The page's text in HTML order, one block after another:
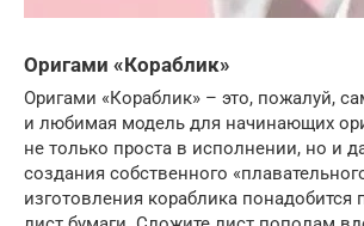
Оригами «Кораблик»
Оригами «Кораблик» – это, пожалуй,
и любимая модель для начинающих
не только проста в исполнении, но и
создания собственного
изготовления кораблика понадобится